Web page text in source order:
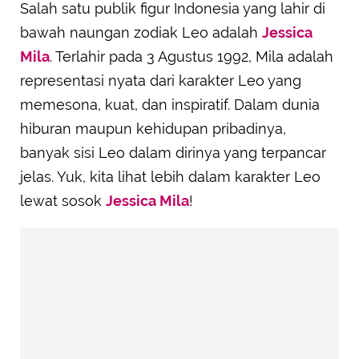
Salah satu publik figur Indonesia yang lahir di
bawah naungan zodiak Leo adalah Jessica
Mila. Terlahir pada 3 Agustus 1992, Mila adalah
representasi nyata dari karakter Leo yang
memesona, kuat, dan inspiratif. Dalam dunia
hiburan maupun kehidupan pribadinya,
banyak sisi Leo dalam dirinya yang terpancar
jelas. Yuk, kita lihat lebih dalam karakter Leo
lewat sosok Jessica Mila!